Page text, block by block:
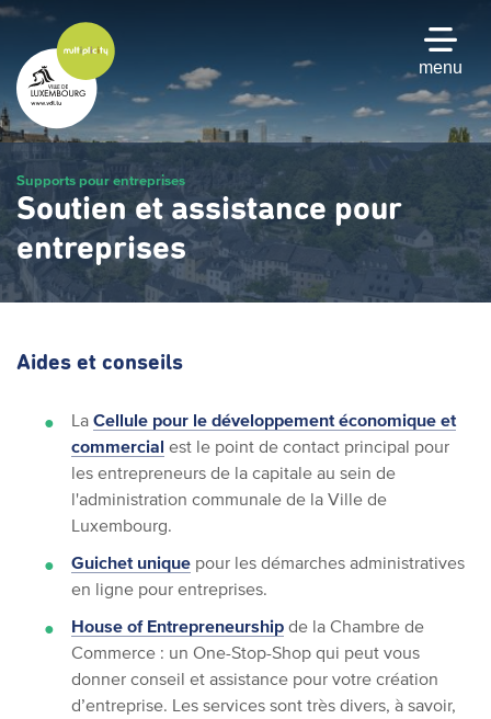
Passer
contenu
principal
menu
Supports pour entreprises
Soutien et assistance pour
entreprises
Aides et conseils
La Cellule pour le développement économique et
commercial est le point de contact principal pour
les entrepreneurs de la capitale au sein de
l'administration communale de la Ville de
Luxembourg.
Guichet unique pour les démarches administratives
en ligne pour entreprises.
House of Entrepreneurship de la Chambre de
Commerce : un One-Stop-Shop qui peut vous
donner conseil et assistance pour votre création
d’entreprise. Les services sont très divers, à savoir,